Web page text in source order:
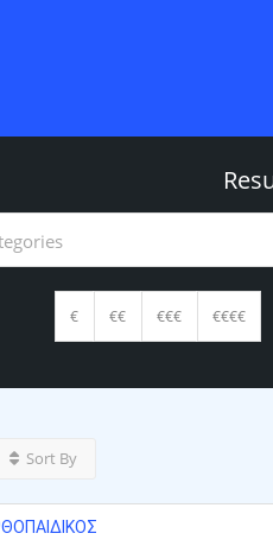
€ €€ €€€ €€€€
Sort By